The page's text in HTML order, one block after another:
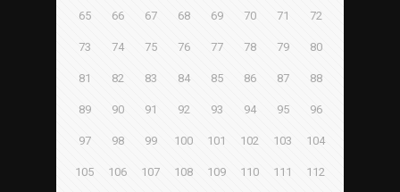
65 66 67 68 69 70 71 72
73 74 75 76 77 78 79 80
81 82 83 84 85 86 87 88
89 90 91 92 93 94 95 96
97 98 99 100 101 102 103 104
105 106 107 108 109 110 111 112